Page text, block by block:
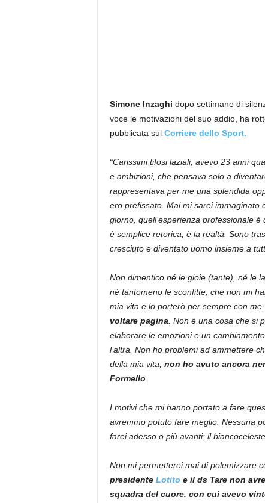
Simone Inzaghi dopo settimane di
voce le motivazioni del suo addio, ha
pubblicata sul Corriere dello Sport.
“Carissimi tifosi laziali, avevo 23 anni
e ambizioni, che pensava solo a
rappresentava per me una splendida
ero prefissato. Mai mi sarei immaginato
giorno, quell’esperienza professionale
è semplice retorica, è la realtà. Sono
cresciuto e diventato uomo insieme a
Non dimentico né le gioie (tante), né le
né tantomeno le sconfitte, che non mi
mia vita e lo porterò per sempre con me.
voltare pagina . Non è una cosa che si
elaborare le emozioni e un
l’altra. Non ho problemi ad ammettere
della mia vita, non ho avuto ancora
Formello
I motivi che mi hanno portato a fare
avremmo potuto fare meglio. Nessuna
farei adesso o più avanti: il
Non mi permetterei mai di polemizzare
presidente Lotito e il ds Tare non
squadra del cuore, con cui avevo